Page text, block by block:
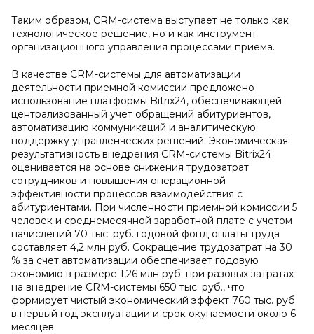
Таким образом, CRM-система выступает не только как
технологическое решение, но и как инструмент
организационного управления процессами приема.
В качестве CRM-системы для автоматизации
деятельности приемной комиссии предложено
использование платформы Bitrix24, обеспечивающей
централизованный учет обращений абитуриентов,
автоматизацию коммуникаций и аналитическую
поддержку управленческих решений. Экономическая
результативность внедрения CRM-системы Bitrix24
оценивается на основе снижения трудозатрат
сотрудников и повышения операционной
эффективности процессов взаимодействия с
абитуриентами. При численности приемной комиссии 5
человек и среднемесячной заработной плате с учетом
начислений 70 тыс. руб. годовой фонд оплаты труда
составляет 4,2 млн руб. Сокращение трудозатрат на 30
% за счет автоматизации обеспечивает годовую
экономию в размере 1,26 млн руб. при разовых затратах
на внедрение CRM-системы 650 тыс. руб., что
формирует чистый экономический эффект 760 тыс. руб.
в первый год эксплуатации и срок окупаемости около 6
месяцев.